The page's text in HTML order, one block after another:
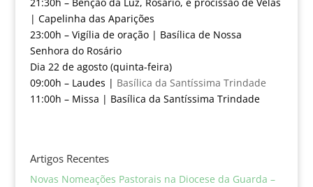
| Capelinha das Aparições
23:00h – Vigília de oração | Basílica de Nossa
Senhora do Rosário
Dia 22 de agosto (quinta-feira)
09:00h – Laudes | Basílica da Santíssima Trindade
11:00h – Missa | Basílica da Santíssima Trindade
Artigos Recentes
Novas Nomeações Pastorais na Diocese da Guarda –